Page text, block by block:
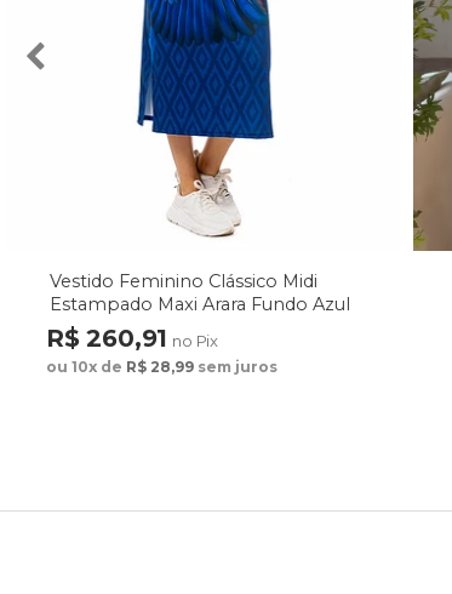
Vestido Feminino Clássico Midi
Estampado Maxi Arara Fundo Azul
R$ 260,91 no Pix
ou 10x de R$ 28,99 sem juros